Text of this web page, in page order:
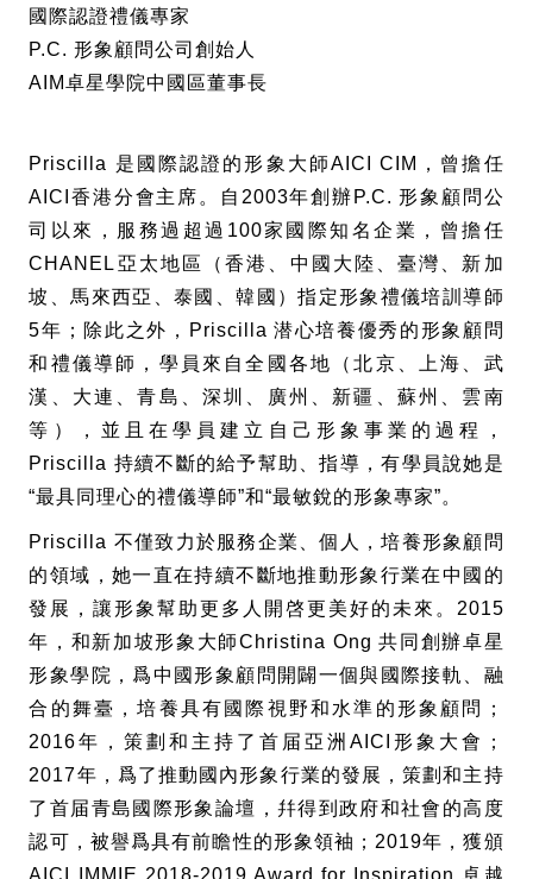
國際認證禮儀專家
P.C. 形象顧問公司創始人
AIM卓星學院中國區董事長
Priscilla 是國際認證的形象大師AICI CIM
，曾擔任
AICI 香港分會主席。自 2003年創辦 P.C.形象顧問公
司以來，服務過超過 100家國際知名企業，曾擔任
CHANEL 亞太地區（香港、中國大陸、臺灣、新加
坡、馬來西亞、泰國、韓國）指定形象禮儀培訓導師
5年；除此之外， Priscilla潜心培養優秀的形象顧問
和禮儀導師，學員來自全國各地（北京、上海、武
漢、大連、青島、深圳、廣州、新疆、蘇州、雲南
等），並且在學員建立自己形象事業的過程，
Priscilla 持續不斷的給予幫助、指導，有學員說她是
“最具同理心的禮儀導師”和“最敏銳的形象專家”。
Priscilla 不僅致力於服務企業、個人，培養形象顧問
的領域，她一直在持續不斷地推動形象行業在中國的
發展，讓形象幫助更多人開啓更美好的未來。 2015
年，和新加坡形象大師Christina Ong共同創辦卓星
形象學院，爲中國形象顧問開闢一個與國際接軌、融
合的舞臺，培養具有國際視野和水準的形象顧問；
2016年，策劃和主持了首届亞洲 AICI 形象大會；
2017年，爲了推動國內形象行業的發展，策劃和主持
了首届青島國際形象論壇，幷得到政府和社會的高度
認可，被譽爲具有前瞻性的形象領袖； 2019年，獲頒
AICI IMMIE 2018-2019 Award for Inspiration卓越